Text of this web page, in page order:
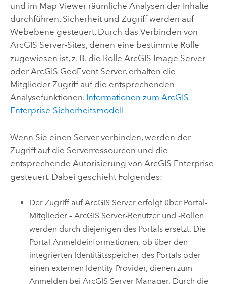
und im Map Viewerräumliche Analysen der Inhalte
durchführen. Sicherheit und Zugriff werden auf
Webebene gesteuert. Durch das Verbinden von
ArcGIS Server-Sites, denen eine bestimmte Rolle
zugewiesen ist, z. B. die Rolle ArcGIS Image Server
oder ArcGIS GeoEvent Server, erhalten die
Mitglieder Zugriff auf die entsprechenden
Analysefunktionen. Informationen zum ArcGIS
Enterprise-Sicherheitsmodell
Wenn Sie einen Server verbinden, werden der
Zugriff auf die Serverressourcen und die
entsprechende Autorisierung von ArcGIS Enterprise
gesteuert. Dabei geschieht Folgendes:
Der Zugriff aufArcGIS Server erfolgt über Portal-
Mitglieder –ArcGIS Server-Benutzer und -Rollen
werden durch diejenigen des Portals ersetzt. Die
Portal-Anmeldeinformationen, ob über den
integrierten Identitätsspeicher des Portals oder
einen externen Identity-Provider, dienen zum
Anmelden beiArcGIS Server Manager. Durch die